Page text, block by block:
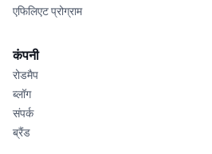
एफिलिएट प्रोग्राम
कंपनी
रोडमैप
ब्लॉग
संपर्क
ब्रैंड